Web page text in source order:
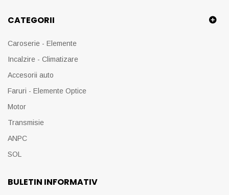
CATEGORII
Caroserie - Elemente
Incalzire - Climatizare
Accesorii auto
Faruri - Elemente Optice
Motor
Transmisie
ANPC
SOL
BULETIN INFORMATIV